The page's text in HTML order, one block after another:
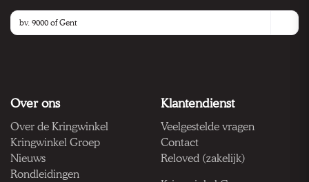
Over ons
Over de Kringwinkel
Kringwinkel Groep
Nieuws
Rondleidingen
Klantendienst
Veelgestelde vragen
Contact
Reloved (zakelijk)